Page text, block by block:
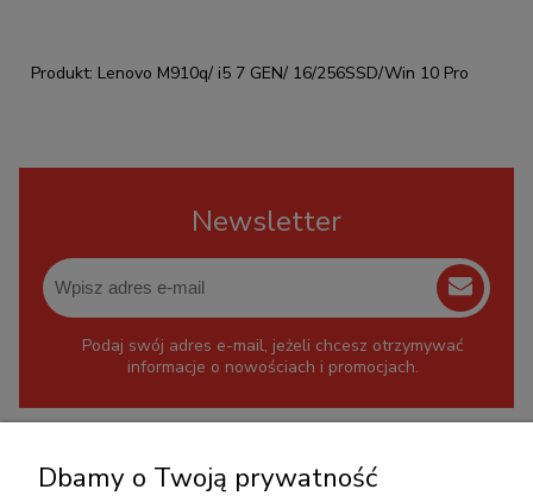
Produkt: Lenovo M910q/ i5 7 GEN/ 16/256SSD/Win 10 Pro
Newsletter
Podaj swój adres e-mail, jeżeli chcesz otrzymywać
informacje o nowościach i promocjach.
+48 717345566
Dbamy o Twoją prywatność